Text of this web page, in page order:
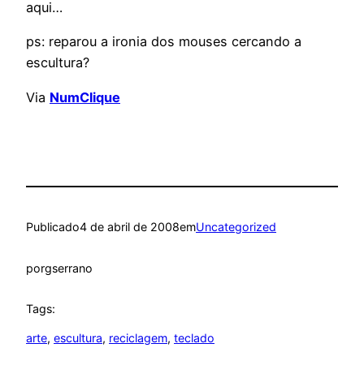
aqui…
ps: reparou a ironia dos mouses cercando a
escultura?
Via NumClique
Publicado4 de abril de 2008emUncategorized
porgserrano
Tags:
arte, escultura, reciclagem, teclado